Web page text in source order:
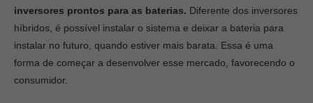
inversores prontos para as baterias. Diferente dos inversores
híbridos, é possível instalar o sistema e deixar a bateria para
instalar no futuro, quando estiver mais barata. Essa é uma
forma de começar a desenvolver esse mercado, favorecendo o
consumidor.